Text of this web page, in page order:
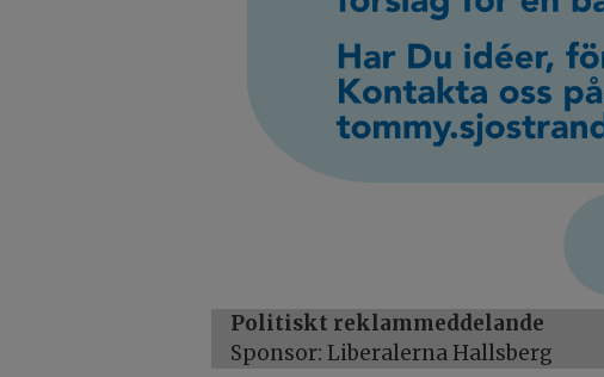
Politiskt reklammeddelande
Sponsor: Liberalerna Hallsberg